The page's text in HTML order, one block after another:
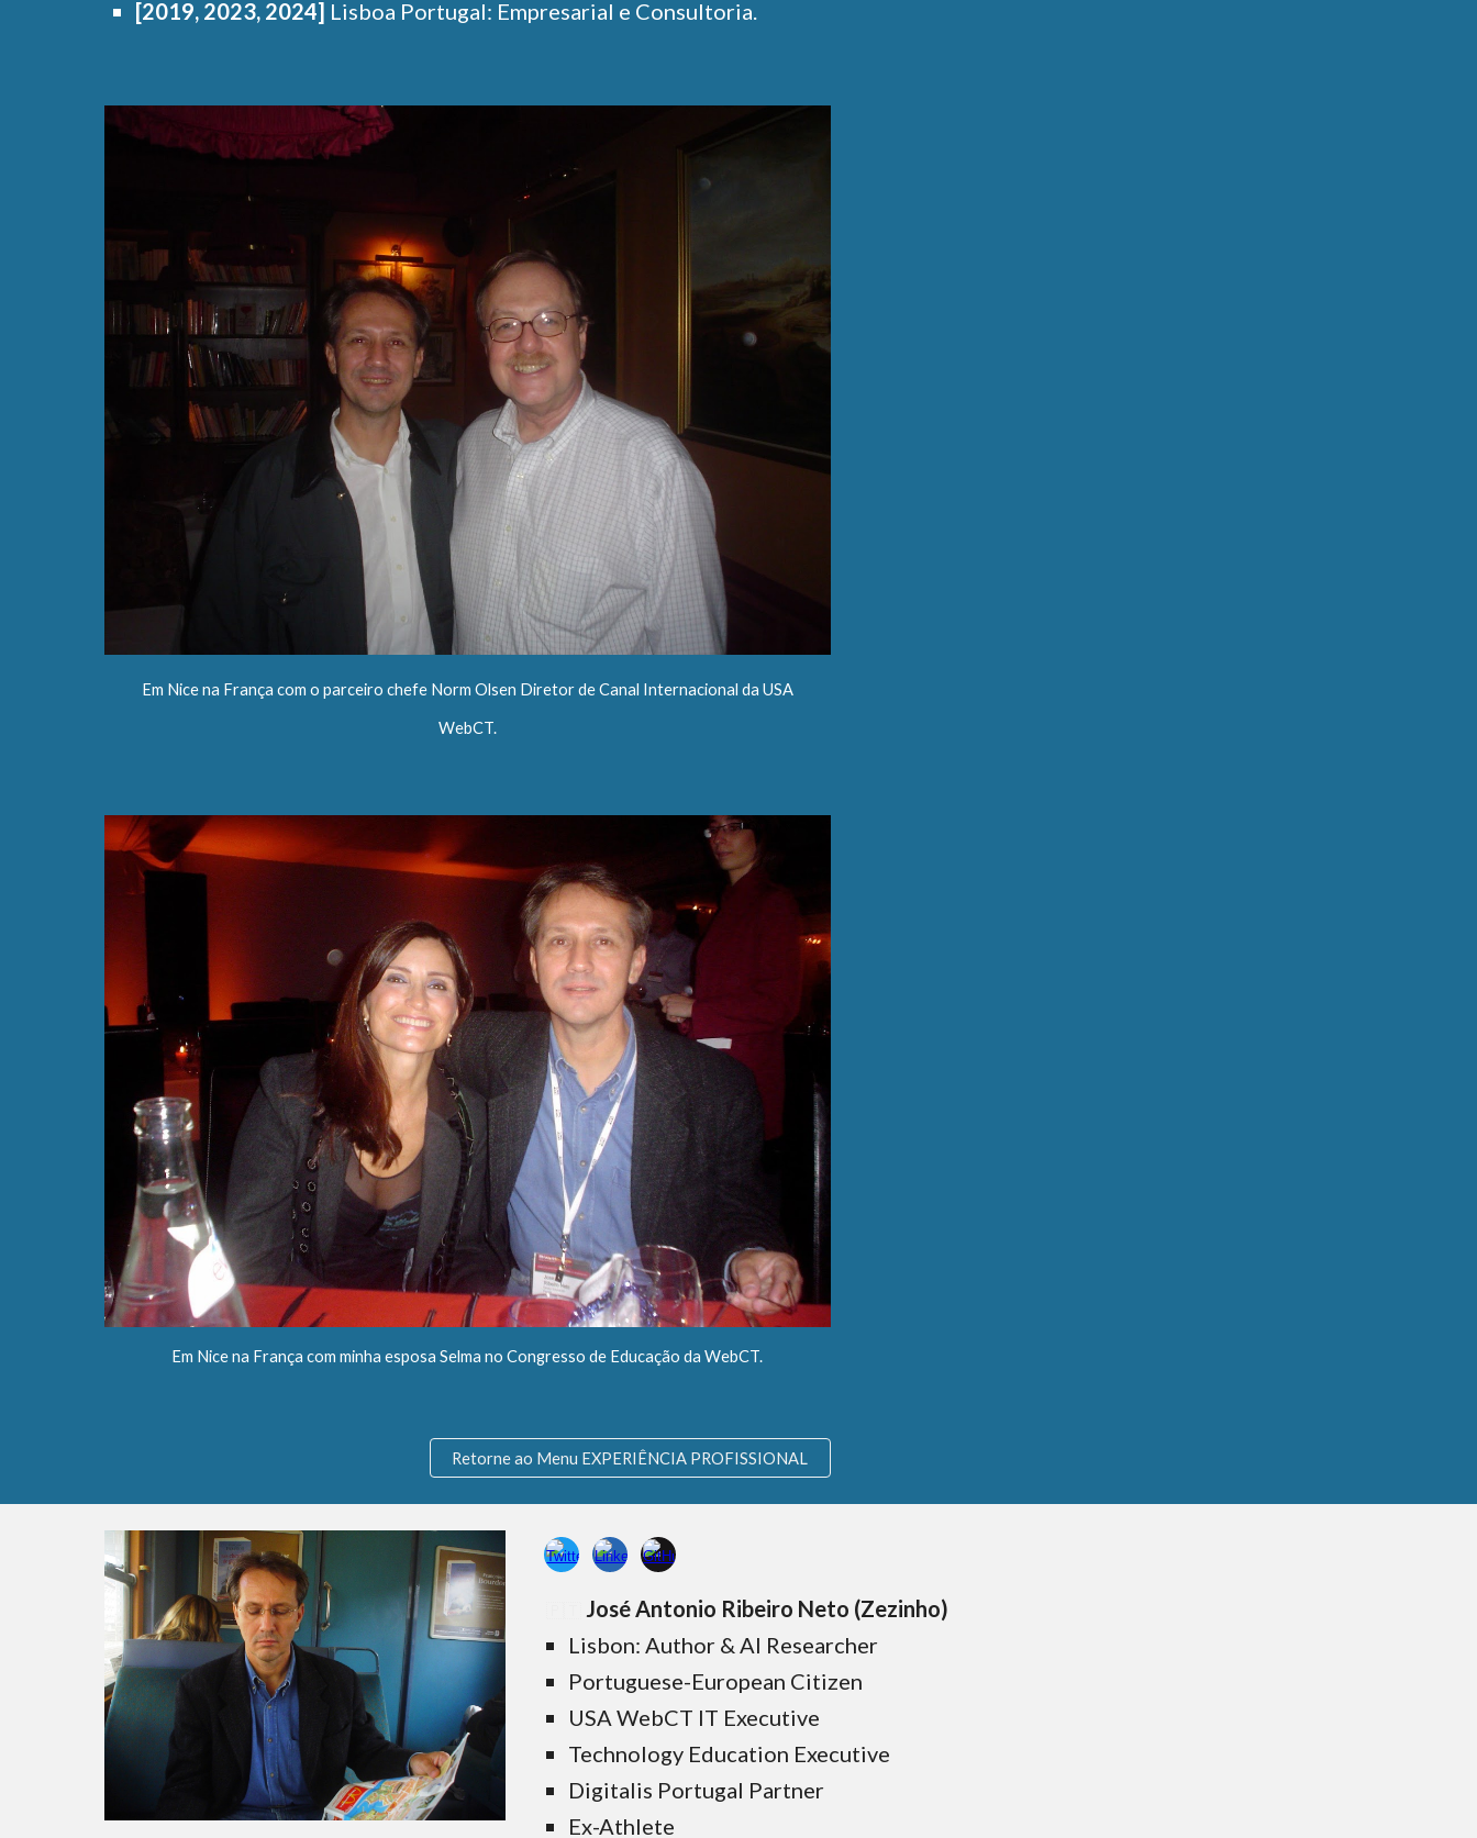
[2019, 2023, 2024] Lisboa Portugal: Empresarial e Consultoria.
Em Nice na França com o parceiro chefe Norm Olsen Diretor de Canal Internacional da USA
WebCT.
Em Nice na França com minha esposa Selma no Congresso de Educação da WebCT.
Retorne ao Menu EXPERIÊNCIA PROFISSIONAL
🇵🇹José Antonio Ribeiro Neto (Zezinho)
Lisbon: Author & AI Researcher
Portuguese-European Citizen
USA WebCT IT Executive
Technology Education Executive
Digitalis Portugal Partner
Ex-Athlete